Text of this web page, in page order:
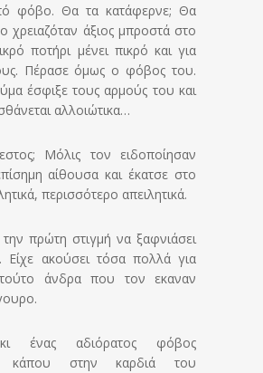
φόβο. Θα τα κατάφερνε; Θα
χρειαζόταν άξιος μπροστά στο
ποτήρι μένει πικρό και για
Πέρασε όμως ο φόβος του.
έσφιξε τους αρμούς του και
αλλοιώτικα…
Μόλις τον ειδοποίησαν
αίθουσα και έκατσε στο
περισσότερο απειλητικά.
πρώτη στιγμή να ξαφνιάσει
Είχε ακούσει τόσα πολλά για
άνδρα που τον εκαναν
ένας αδιόρατος φόβος
κάπου στην καρδιά του